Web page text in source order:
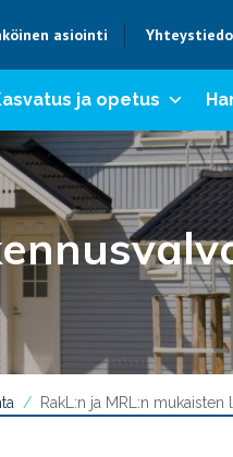
asiointi
ja opetus
RakL:n ja MRL:n